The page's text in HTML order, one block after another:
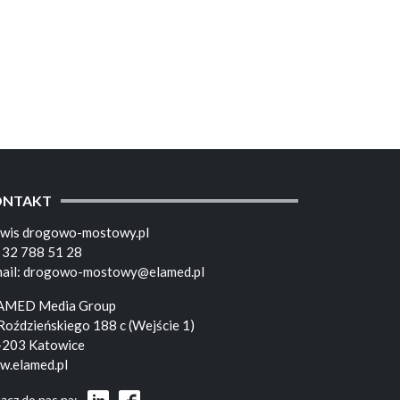
drogowo-mostowy.pl
788 51 28
drogowo-mostowy@elamed.pl
Media Group
188 c (Wejście 1)
Katowice